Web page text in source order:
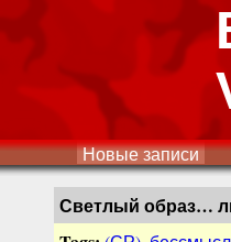
Новые записи
Светлый образ…